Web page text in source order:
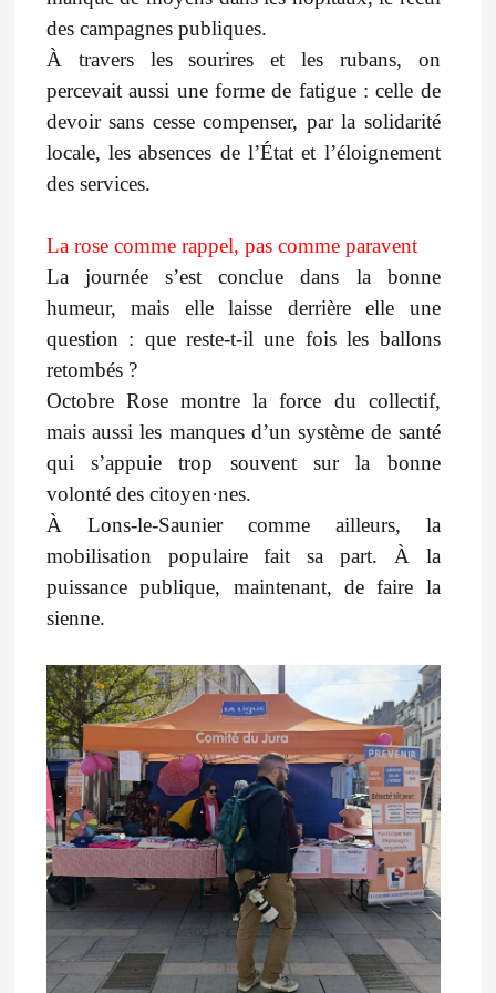
des campagnes publiques.
À travers les sourires et les rubans, on
percevait aussi une forme de fatigue : celle de
devoir sans cesse compenser, par la solidarité
locale, les absences de l’État et l’éloignement
des services.
La rose comme rappel, pas comme paravent
La journée s’est conclue dans la bonne
humeur, mais elle laisse derrière elle une
question : que reste-t-il une fois les ballons
retombés ?
Octobre Rose montre la force du collectif,
mais aussi les manques d’un système de santé
qui s’appuie trop souvent sur la bonne
volonté des citoyen·nes.
À Lons-le-Saunier comme ailleurs, la
mobilisation populaire fait sa part. À la
puissance publique, maintenant, de faire la
sienne.